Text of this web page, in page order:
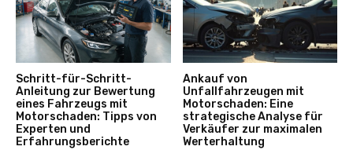
Schritt-für-Schritt-
Anleitung zur Bewertung
eines Fahrzeugs mit
Motorschaden: Tipps von
Experten und
Erfahrungsberichte
Ankauf von
Unfallfahrzeugen mit
Motorschaden: Eine
strategische Analyse für
Verkäufer zur maximalen
Werterhaltung